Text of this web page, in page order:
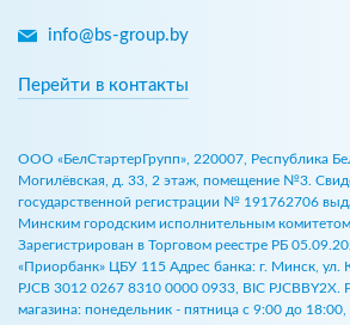
info@bs-group.by
Перейти в контакты
ООО «БелСтартерГрупп», 220007, Республика
Могилёвская, д. 33, 2 этаж, помещение №3.
государственной регистрации № 191762706
Минским городским исполнительным
Зарегистрирован в Торговом реестре РБ
«Приорбанк» ЦБУ 115 Адрес банка: г. Минск, ул.
PJCB 3012 0267 8310 0000 0933, BIC
магазина: понедельник - пятница с 9:00 до